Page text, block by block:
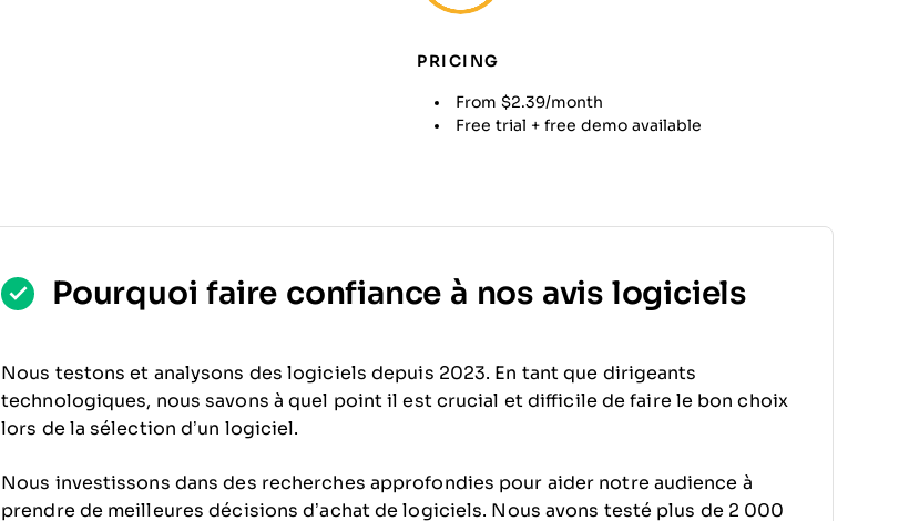
PRICING
From $2.39/month
Free trial + free demo available
Pourquoi faire confiance à nos avis logiciels
Nous testons et analysons des logiciels depuis 2023. En tant que dirigeants
technologiques, nous savons à quel point il est crucial et difficile de faire le bon choix
lors de la sélection d’un logiciel.
Nous investissons dans des recherches approfondies pour aider notre audience à
prendre de meilleures décisions d’achat de logiciels. Nous avons testé plus de 2 000